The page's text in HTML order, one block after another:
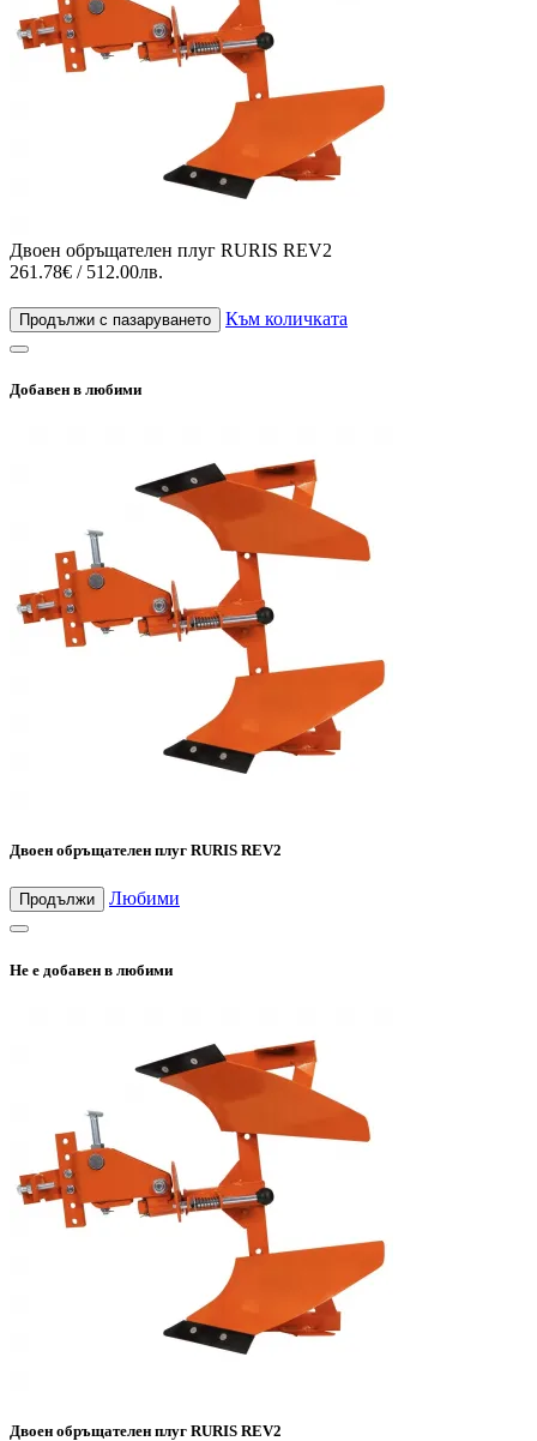
Двоен обръщателен плуг RURIS REV2
261.78€ / 512.00лв.
Продължи с пазаруването Към количката
Добавен в любими
Двоен обръщателен плуг RURIS REV2
Продължи Любими
Не е добавен в любими
Двоен обръщателен плуг RURIS REV2